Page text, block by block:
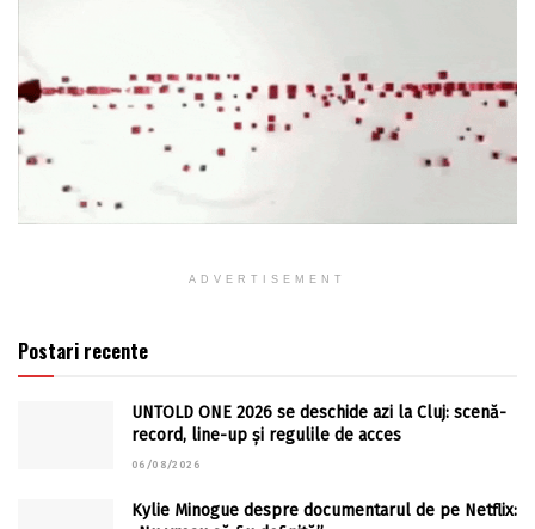
ADVERTISEMENT
Postari recente
UNTOLD ONE 2026 se deschide azi la Cluj: scenă-
record, line-up și regulile de acces
06/08/2026
Kylie Minogue despre documentarul de pe Netflix: